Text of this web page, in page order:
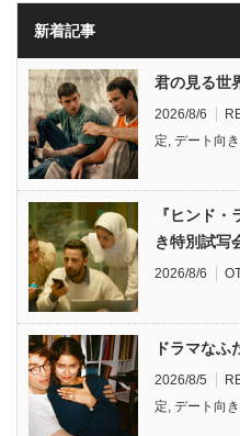
新着記事
君の見る世
2026/8/6
定, デート向
『ヒンド
き特別試写
2026/8/6
ドラマなふ
2026/8/5
定, デート向